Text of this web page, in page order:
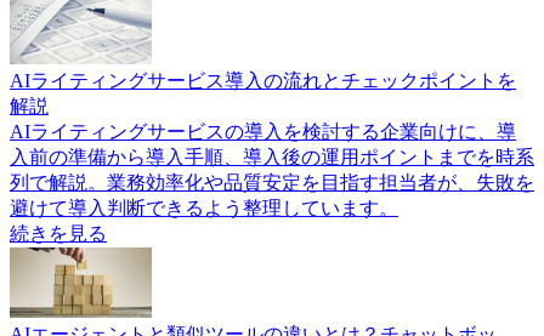
AIライティングサービス導入の流れとチェックポイントを
解説
AIライティングサービスの導入を検討する企業向けに、導
入前の準備から導入手順、導入後の運用ポイントまでを時系
列で解説。業務効率化や品質安定を目指す担当者が、失敗を
避けて導入判断できるよう整理しています。
続きを見る